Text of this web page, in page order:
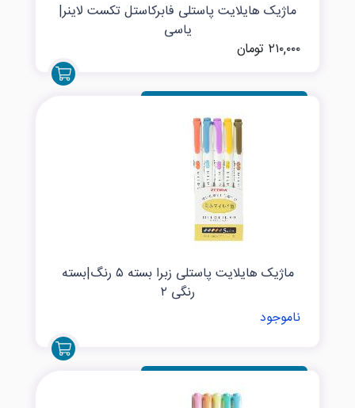
ماژیک هایلایت پاستلی فابرکاستل تکست لاینر|
یاسی
۲۱۰,۰۰۰ تومان
ماژیک هایلایت پاستلی زبرا بسته ۵ رنگ|بسته
رنگی ۲
ناموجود